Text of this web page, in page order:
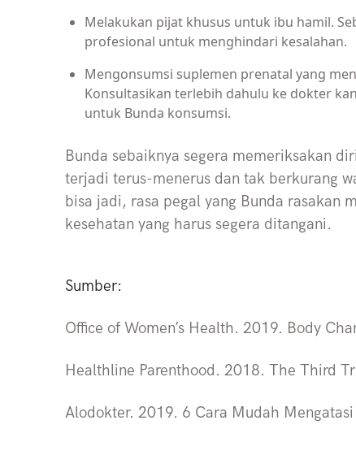
Melakukan pijat khusus untuk ibu hamil.
profesional untuk menghindari kesalahan.
Mengonsumsi suplemen prenatal yang
Konsultasikan terlebih dahulu ke dokter
untuk Bunda konsumsi.
Bunda sebaiknya segera memeriksakan
terjadi terus-menerus dan tak berkurang
bisa jadi, rasa pegal yang Bunda rasakan
kesehatan yang harus segera ditangani.
Sumber:
Office of Women’s Health. 2019. Body
Healthline Parenthood. 2018. The Third
Alodokter. 2019. 6 Cara Mudah